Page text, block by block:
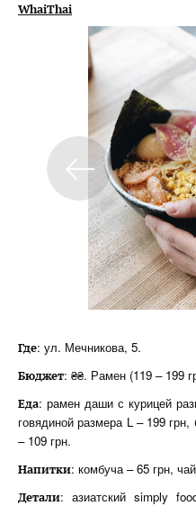
WhaiThai
Где: ул. Мечникова, 5.
Бюджет: ₴₴. Рамен (119 – 199
Еда: рамен даши с курицей
говядиной размера L – 199
– 109 грн.
Напитки: комбуча – 65 грн,
Детали: азиатский simply